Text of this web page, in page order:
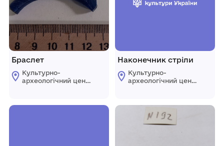
Браслет
Культурно-
археологічний центр
ради
Наконечник стріли
Культурно-
археологічний центр
ради